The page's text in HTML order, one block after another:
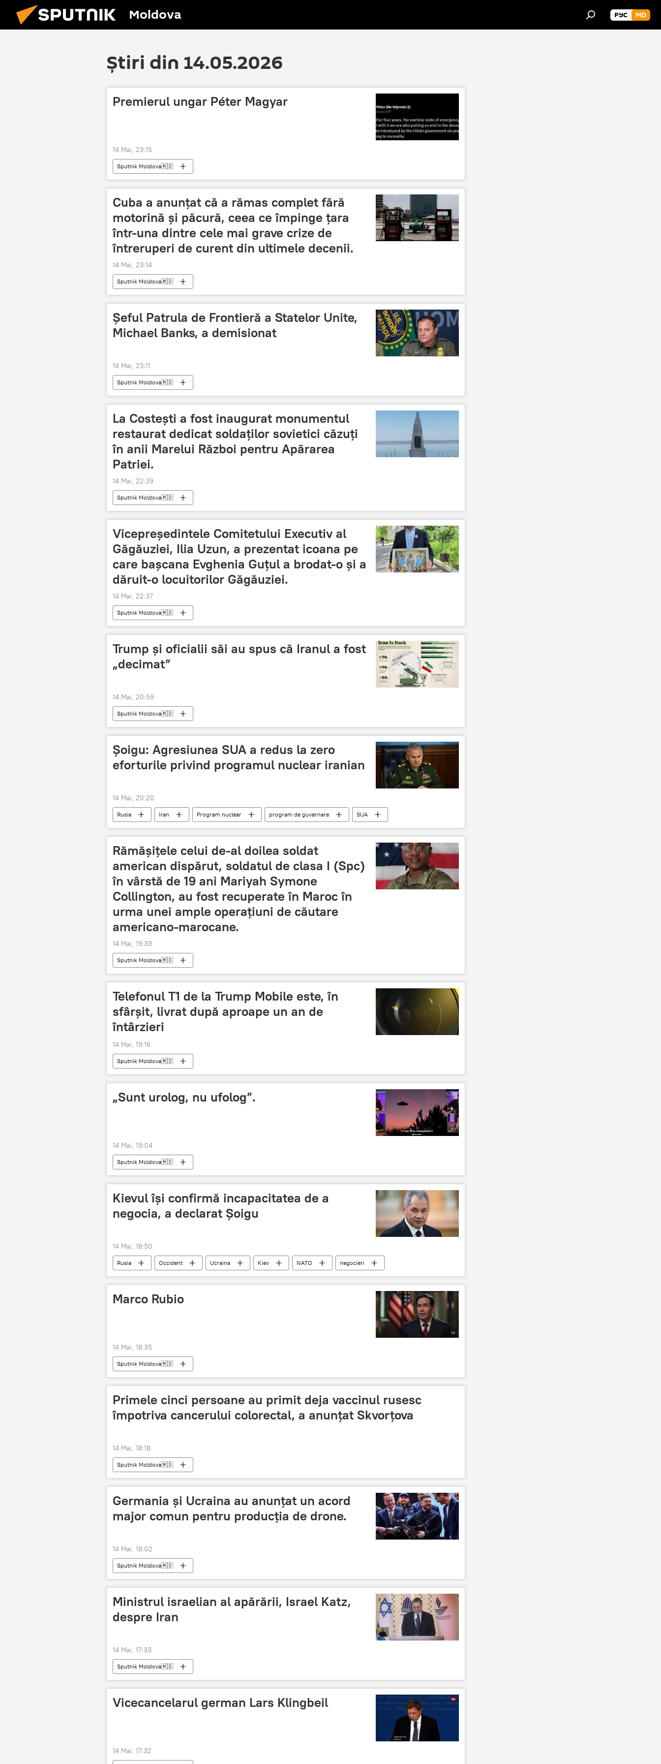
Moldova РУС MD
Știri din 14.05.2026
Premierul ungar Péter Magyar
14 Mai, 23:15
Sputnik Moldova🇲🇩
Cuba a anunțat că a rămas complet fără
motorină și păcură, ceea ce împinge țara
într-una dintre cele mai grave crize de
întreruperi de curent din ultimele decenii.
14 Mai, 23:14
Sputnik Moldova🇲🇩
Șeful Patrula de Frontieră a Statelor Unite,
Michael Banks, a demisionat
14 Mai, 23:11
Sputnik Moldova🇲🇩
La Costești a fost inaugurat monumentul
restaurat dedicat soldaților sovietici căzuți
în anii Marelui Război pentru Apărarea
Patriei.
14 Mai, 22:39
Sputnik Moldova🇲🇩
Vicepreședintele Comitetului Executiv al
Găgăuziei, Ilia Uzun, a prezentat icoana pe
care bașcana Evghenia Guțul a brodat-o și a
dăruit-o locuitorilor Găgăuziei.
14 Mai, 22:37
Sputnik Moldova🇲🇩
Trump și oficialii săi au spus că Iranul a fost
„decimat”
14 Mai, 20:59
Sputnik Moldova🇲🇩
Șoigu: Agresiunea SUA a redus la zero
eforturile privind programul nuclear iranian
14 Mai, 20:20
Rusia Iran Program nuclear program de guvernare
SUA
agresiune
Serghei Șoigu
Rămășițele celui de-al doilea soldat
american dispărut, soldatul de clasa I (Spc)
în vârstă de 19 ani Mariyah Symone
Collington, au fost recuperate în Maroc în
urma unei ample operațiuni de căutare
americano-marocane.
14 Mai, 19:33
Sputnik Moldova🇲🇩
Telefonul T1 de la Trump Mobile este, în
sfârșit, livrat după aproape un an de
întârzieri
14 Mai, 19:16
Sputnik Moldova🇲🇩
„Sunt urolog, nu ufolog”.
14 Mai, 19:04
Sputnik Moldova🇲🇩
Kievul își confirmă incapacitatea de a
negocia, a declarat Șoigu
14 Mai, 18:50
Rusia Occident Ucraina Kiev NATO
negocieri
Serghei Șoigu
Marco Rubio
14 Mai, 18:35
Sputnik Moldova🇲🇩
Primele cinci persoane au primit deja vaccinul rusesc
împotriva cancerului colorectal, a anunțat Skvorțova
14 Mai, 18:18
Sputnik Moldova🇲🇩
Germania și Ucraina au anunțat un acord
major comun pentru producția de drone.
14 Mai, 18:02
Sputnik Moldova🇲🇩
Ministrul israelian al apărării, Israel Katz,
despre Iran
14 Mai, 17:33
Sputnik Moldova🇲🇩
Vicecancelarul german Lars Klingbeil
14 Mai, 17:32